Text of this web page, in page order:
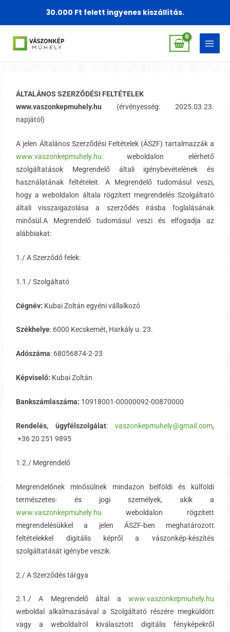
30.000 Ft felett ingyenes kiszállítás.
ÁLTALÁNOS SZERZŐDÉSI FELTÉTELEK
www.vaszonkepmuhely.hu (érvényesség: 2025.03.23.
napjától)
A jelen Általános Szerződési Feltételek (ÁSZF) tartalmazzák a
www.vaszonkepmuhely.hu weboldalon elérhető
szolgáltatások Megrendelő általi igénybevételének és
használatának feltételeit. A Megrendelő tudomásul veszi,
hogy a weboldalon általa rögzített megrendelés Szolgáltató
általi visszaigazolása a szerződés írásba foglalásának
minősül.A Megrendelő tudomásul veszi és elfogadja az
alábbiakat:
1./ A Szerződő felek:
1.1./ Szolgáltató
Cégnév: Kubai Zoltán egyéni vállalkozó
Székhelye: 6000 Kecskemét, Harkály u. 23.
Adószáma: 68056874-2-23
Képviselő: Kubai Zoltán
Bankszámlaszáma: 10918001-00000092-00870000
Rendelés, ügyfélszolgálat: vaszonkepmuhely@gmail.com,
+36 20 251 9895
1.2./ Megrendelő
Megrendelőnek minősülnek mindazon belföldi és külföldi
természetes- és jogi személyek, akik a
www.vaszonkepmuhely.hu weboldalon rögzített
megrendelésükkel a jelen ÁSZF-ben meghatározott
feltételekkel digitális képről a vászonkép-készítés
szolgáltatását igénybe veszik.
2./ A Szerződés tárgya
2.1./ A Megrendelő által a www.vaszonkepmuhely.hu
weboldal alkalmazásával a Szolgáltató részére megküldött
vagy a weboldalról kiválasztott digitális fényképekről